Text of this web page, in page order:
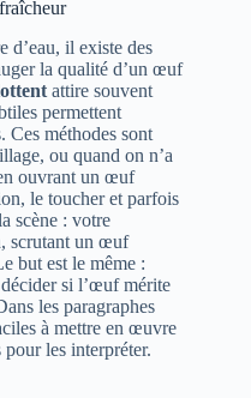
d’eau, il existe des
la qualité d’un œuf
attire souvent
permettent
Ces méthodes sont
ou quand on n’a
ouvrant un œuf
le toucher et parfois
scène : votre
scrutant un œuf
but est le même :
si l’œuf mérite
les paragraphes
à mettre en œuvre
les interpréter.